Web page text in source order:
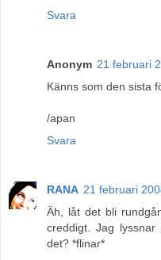
Svara
Anonym 21 februari
Känns som den sista
/apan
Svara
RANA 21 februari
Äh, låt det bli
creddigt. Jag
det? *flinar*